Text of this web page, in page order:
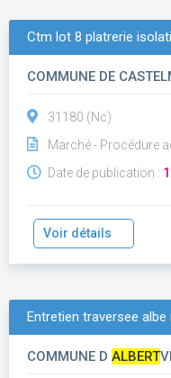
Ctm lot 8 platrerie
COMMUNE DE
31180 (Nc)
Marché - Procédure
Date de publication :
Voir détails
Entretien traversee
COMMUNE D ALBERT